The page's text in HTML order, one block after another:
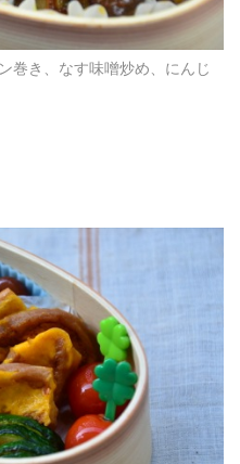
巻き、なす味噌炒め、にんじ